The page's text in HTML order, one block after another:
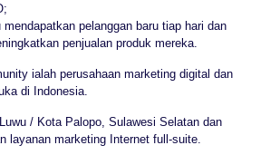
pelanggan baru tiap hari dan
penjualan produk mereka.
ialah perusahaan marketing digital dan
di Indonesia.
/ Kota Palopo, Sulawesi Selatan dan
layanan marketing Internet full-suite.